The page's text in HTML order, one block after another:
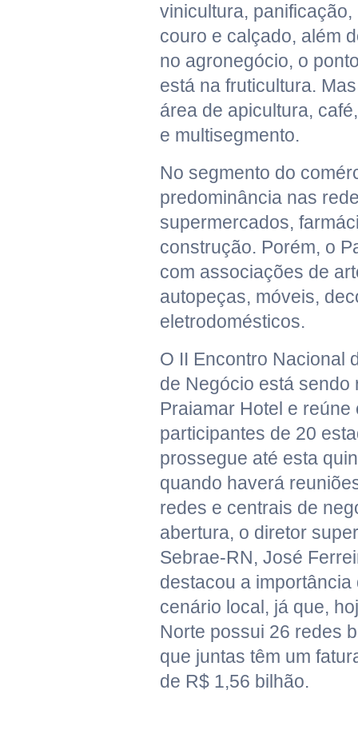
vinicultura,
couro e calçado, além
no agronegócio, o
está na fruticultura.
área de apicultura,
e multisegmento.
No segmento do
predominância nas
supermercados,
construção. Porém, o
com associações de
autopeças, móveis,
eletrodomésticos.
O II Encontro Nacional
de Negócio está sendo
Praiamar Hotel e
participantes de 20
prossegue até esta
quando haverá
redes e centrais de
abertura, o diretor
Sebrae-RN, José
destacou a
cenário local, já que,
Norte possui 26 redes
que juntas têm um
de R$ 1,56 bilhão.